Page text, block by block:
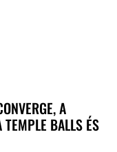
A
BALLS ÉS